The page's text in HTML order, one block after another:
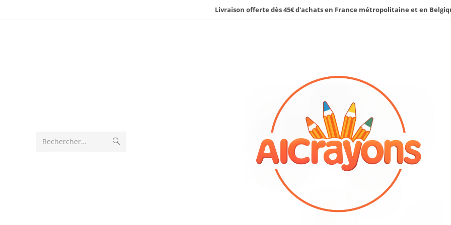
Livraison offerte dès 45€ d'achats en France métropolitaine et en
Rechercher…